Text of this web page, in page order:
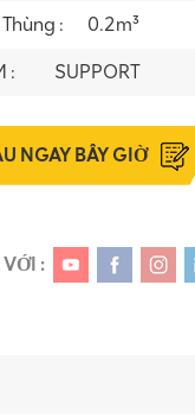
: 0.2m³
: SUPPORT
NGAY BÂY GIỜ
: